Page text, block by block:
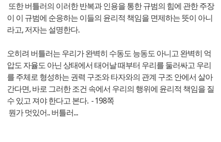
또한 버틀러의 이러한 반복과 인용을 통한 규범의 힘에 관한 주장
이 이 규범에 순응하는 이들의 윤리적 책임을 면제하는 뜻이 아니
라고, 저자는 설명한다.
오히려 버틀러는 우리가 완벽히 수동도 능동도 아니고 완벽히 억
압도 자율도 아닌 상태에서 태어날 때부터 우리를 둘러싸고 우리
를 주체로 형성하는 권력 구조와 타자와의 관계 구조 안에서 살아
간다면, 바로 그러한 조건 속에서 우리의 행위에 윤리적 책임을 질
수 있고 져야 한다고 본다. - 198쪽
뭔가 멋있어.. 버틀러...